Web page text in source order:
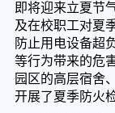
即将迎来立夏节
及在校职工对夏
防止用电设备超
等行为带来的危
园区的高层宿舍
开展了夏季防火